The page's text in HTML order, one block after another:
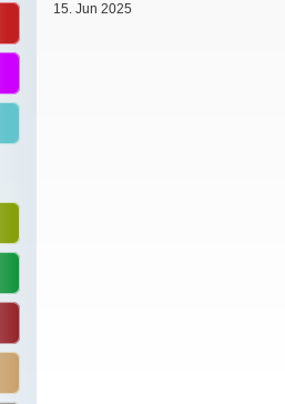
15. Jun 2025